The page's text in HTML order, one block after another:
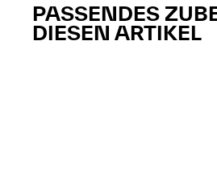
PASSENDES
DIESEN ARTIKEL